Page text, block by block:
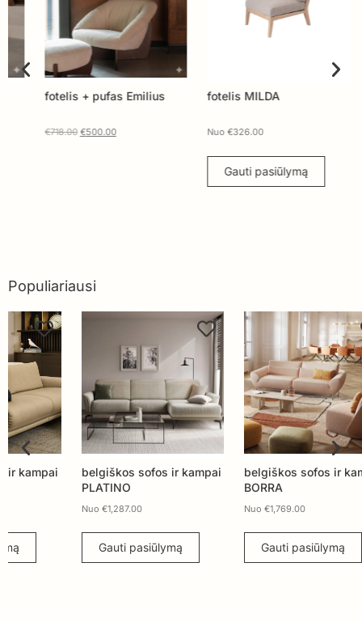
fotelis + pufas Emilius
718.00 €500.00
fotelis MILDA
326.00
Gauti pasiūlymą
Populiariausi
belgiškos sofos ir kampai
Gauti pasiūlymą
belgiškos sofos ir kampai
Gauti pasiūlymą